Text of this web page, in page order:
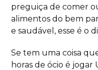
preguiça de comer
alimentos do bem
e saudável, esse é o
Se tem uma coisa
horas de ócio é jogar